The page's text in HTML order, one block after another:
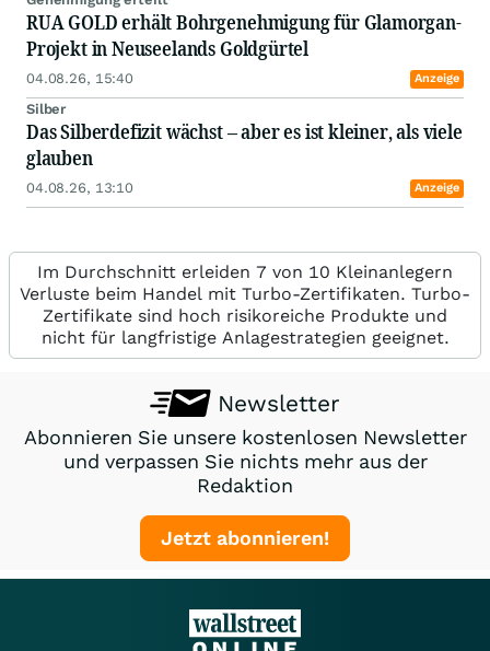
RUA GOLD erhält Bohrgenehmigung für Glamorgan-
Projekt in Neuseelands Goldgürtel
04.08.26, 15:40 Anzeige
Silber
Das Silberdefizit wächst – aber es ist kleiner, als viele
glauben
04.08.26, 13:10 Anzeige
Im Durchschnitt erleiden 7 von 10 Kleinanlegern
Verluste beim Handel mit Turbo-Zertifikaten. Turbo-
Zertifikate sind hoch risikoreiche Produkte und
nicht für langfristige Anlagestrategien geeignet.
Newsletter
Abonnieren Sie unsere kostenlosen Newsletter
und verpassen Sie nichts mehr aus der
Redaktion
Jetzt abonnieren!